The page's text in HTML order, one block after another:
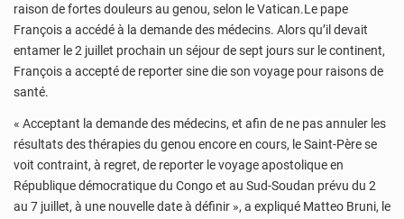
raison de fortes douleurs au genou, selon le Vatican.Le pape
François a accédé à la demande des médecins. Alors qu’il devait
entamer le 2 juillet prochain un séjour de sept jours sur le continent,
François a accepté de reporter sine die son voyage pour raisons de
santé.
« Acceptant la demande des médecins, et afin de ne pas annuler les
résultats des thérapies du genou encore en cours, le Saint-Père se
voit contraint, à regret, de reporter le voyage apostolique en
République démocratique du Congo et au Sud-Soudan prévu du 2
au 7 juillet, à une nouvelle date à définir », a expliqué Matteo Bruni, le